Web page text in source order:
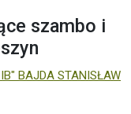
szambo i
BAJDA STANISŁAW